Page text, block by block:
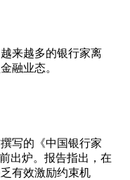
来越多的银行家离
融业态。
写的《中国银行家
出炉。报告指出，在
有效激励约束机